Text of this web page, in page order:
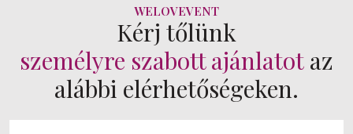
WELOVEVENT
Kérj tőlünk
személyre szabott ajánlatot az
alábbi elérhetőségeken.